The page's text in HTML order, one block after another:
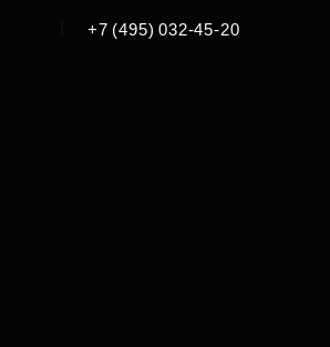
+7 (495) 032-45-20